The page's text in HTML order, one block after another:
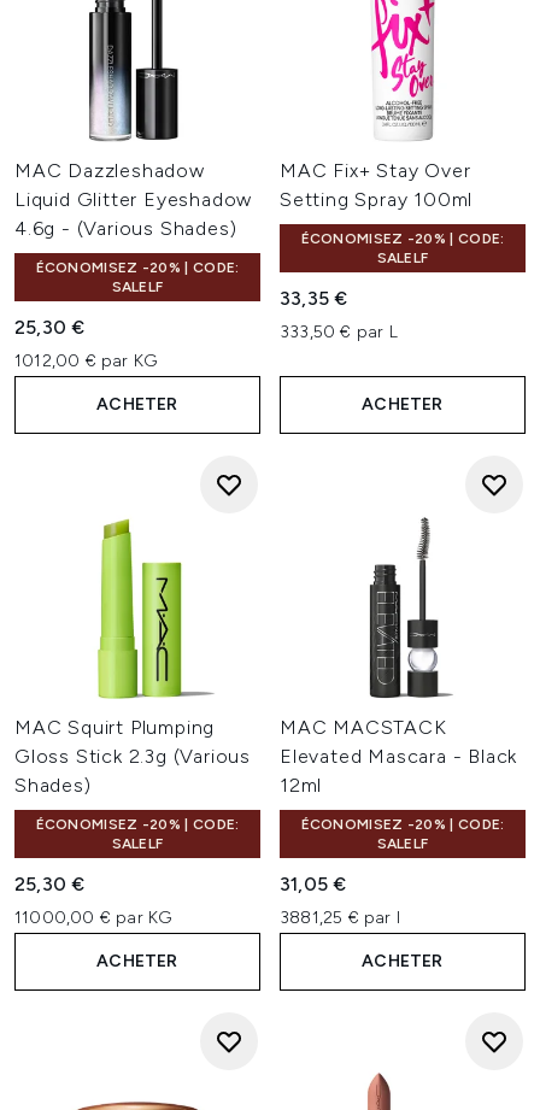
MAC Dazzleshadow
Liquid Glitter Eyeshadow
4.6g - (Various Shades)
ÉCONOMISEZ -20% | CODE:
SALELF
25,30 €
1012,00 € par KG
ACHETER
MAC Fix+ Stay Over
Setting Spray 100ml
ÉCONOMISEZ -20% | CODE:
SALELF
33,35 €
333,50 € par L
ACHETER
MAC Squirt Plumping
Gloss Stick 2.3g (Various
Shades)
ÉCONOMISEZ -20% | CODE:
SALELF
25,30 €
11000,00 € par KG
ACHETER
MAC MACSTACK
Elevated Mascara - Black
12ml
ÉCONOMISEZ -20% | CODE:
SALELF
31,05 €
3881,25 € par l
ACHETER